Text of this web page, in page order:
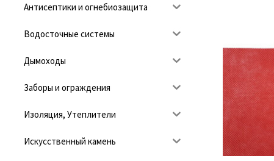
Антисептики и огнебиозащита
Водосточные системы
Дымоходы
Заборы и ограждения
Изоляция, Утеплители
Искусственный камень